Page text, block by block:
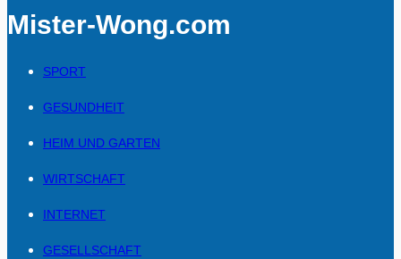
Mister-Wong.com
SPORT
GESUNDHEIT
HEIM UND GARTEN
WIRTSCHAFT
INTERNET
GESELLSCHAFT